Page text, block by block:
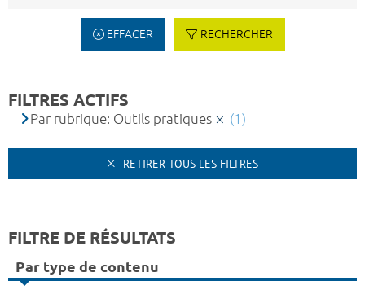
EFFACER RECHERCHER
FILTRES ACTIFS
Par rubrique: Outils pratiques (1)
RETIRER TOUS LES FILTRES
FILTRE DE RÉSULTATS
Par type de contenu